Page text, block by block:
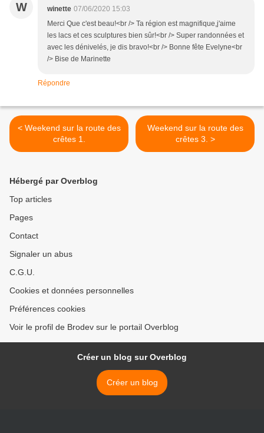
W winette 07/06/2020 15:03
Merci Que c'est beau!<br /> Ta région est magnifique,j'aime
les lacs et ces sculptures bien sûr!<br /> Super randonnées et
avec les dénivelés, je dis bravo!<br /> Bonne fête Evelyne<br
/> Bise de Marinette
Répondre
< Weekend sur la route des
crêtes 1.
Weekend sur la route des
crêtes 3. >
Hébergé par Overblog
Top articles
Pages
Contact
Signaler un abus
C.G.U.
Cookies et données personnelles
Préférences cookies
Voir le profil de Brodev sur le portail Overblog
Créer un blog sur Overblog
Créer un blog